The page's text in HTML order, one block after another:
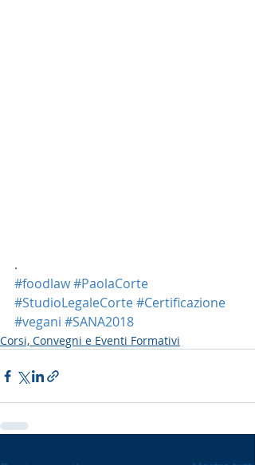
.
#foodlaw#PaolaCorte
#StudioLegaleCorte#Certificazione
#vegani #SANA2018
Corsi, Convegni e Eventi Formativi